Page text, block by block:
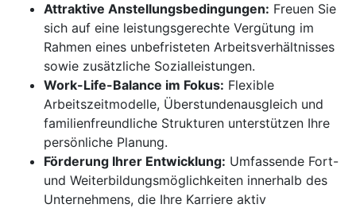
Attraktive Anstellungsbedingungen: Freuen Sie
sich auf eine leistungsgerechte Vergütung im
Rahmen eines unbefristeten Arbeitsverhältnisses
sowie zusätzliche Sozialleistungen.
Work-Life-Balance im Fokus: Flexible
Arbeitszeitmodelle, Überstundenausgleich und
familienfreundliche Strukturen unterstützen Ihre
persönliche Planung.
Förderung Ihrer Entwicklung: Umfassende Fort-
und Weiterbildungsmöglichkeiten innerhalb des
Unternehmens, die Ihre Karriere aktiv